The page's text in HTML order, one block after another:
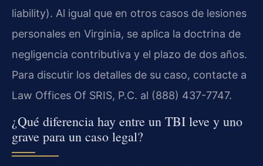
liability). Al igual que en otros casos de lesiones
personales en Virginia, se aplica la doctrina de
negligencia contributiva y el plazo de dos años.
Para discutir los detalles de su caso, contacte a
Law Offices Of SRIS, P.C. al (888) 437-7747.
¿Qué diferencia hay entre un TBI leve y uno
grave para un caso legal?